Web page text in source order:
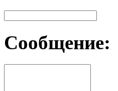
Сообщение: